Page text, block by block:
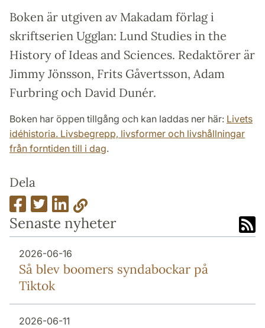
Boken är utgiven av Makadam förlag i
skriftserien Ugglan: Lund Studies in the
History of Ideas and Sciences. Redaktörer är
Jimmy Jönsson, Frits Gåvertsson, Adam
Furbring och David Dunér.
Boken har öppen tillgång och kan laddas ner här: Livets
idéhistoria. Livsbegrepp, livsformer och livshållningar
från forntiden till i dag.
Dela
Senaste nyheter
2026-06-16
Så blev boomers syndabockar på
Tiktok
2026-06-11